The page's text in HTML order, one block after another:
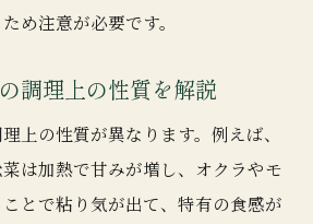
め注意が必要です。
調理上の性質を解説
上の性質が異なります。例えば、
は加熱で甘みが増し、オクラやモ
とで粘り気が出て、特有の食感が